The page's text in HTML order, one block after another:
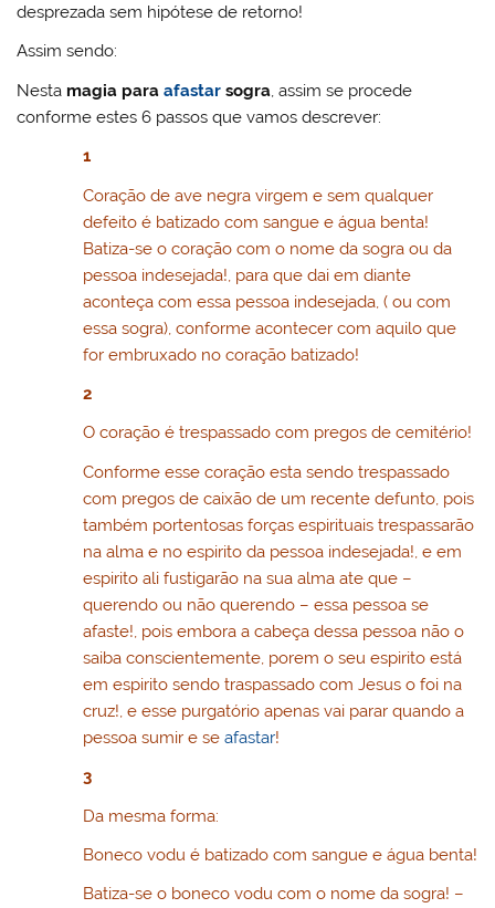
desprezada sem hipótese de retorno!
Assim sendo:
Nesta magia paraafastar sogra, assim se procede
conforme estes 6 passos que vamos descrever:
1
Coração de ave negra virgem e sem qualquer
defeito é batizado com sangue e água benta!
Batiza-se o coração com o nome da sogra ou da
pessoa indesejada!, para que dai em diante
aconteça com essa pessoa indesejada, ( ou com
essa sogra), conforme acontecer com aquilo que
for embruxado no coração batizado!
2
O coração é trespassado com pregos de cemitério!
Conforme esse coração esta sendo trespassado
com pregos de caixão de um recente defunto, pois
também portentosas forças espirituais trespassarão
na alma e no espirito da pessoa indesejada!, e em
espirito ali fustigarão na sua alma ate que –
querendo ou não querendo – essa pessoa se
afaste!, pois embora a cabeça dessa pessoa não o
saiba conscientemente, porem o seu espirito está
em espirito sendo traspassado com Jesus o foi na
cruz!, e esse purgatório apenas vai parar quando a
pessoa sumir e seafastar!
3
Da mesma forma:
Boneco vodu é batizado com sangue e água benta!
Batiza-se o boneco vodu com o nome da sogra! –